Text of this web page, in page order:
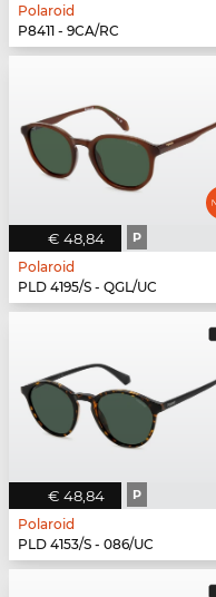
Polaroid
P8411 - 9CA/RC
€ 48,84 P
Polaroid
PLD 4195/S - QGL/UC
€ 48,84 P
Polaroid
PLD 4153/S - 086/UC